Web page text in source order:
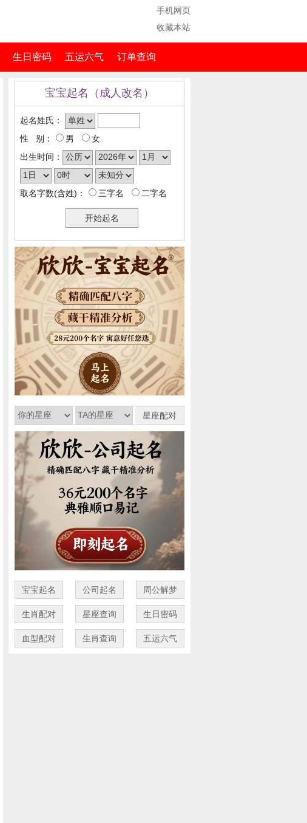
手机网页
收藏本站
生日密码 五运六气 订单查询
宝宝起名（成人改名）
起名姓氏：
性 别：
男
女
出生时间：
取名字数(含姓)： 三字名 二字名
宝宝起名 公司起名 周公解梦
生肖配对 星座查询 生日密码
血型配对 生肖查询 五运六气